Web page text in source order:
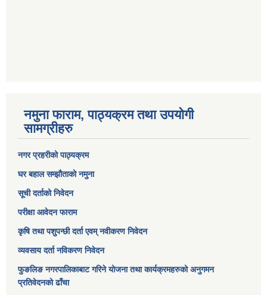
नमुना फाराम, पाठ्यक्रम तथा उपयोगी
सामग्रीहरु
नगर प्रहरीको पाठ्यक्रम
घर बहाल सम्झौताको नमुना
सूची दर्ताको निवेदन
परीक्षा आवेदन फाराम
कृषि तथा पशुपन्छी दर्ता एवम् नवीकरण निवेदन
व्यवसाय दर्ता नविकरण निवेदन
फुङलिङ नगरपालिकाबाट गरिने योजना तथा कार्यक्रमहरुको अनुगमन
प्रतिवेदनको ढाँचा